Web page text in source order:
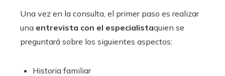
Una vez en la consulta, el primer paso es realizar
una entrevista con el especialistaquien se
preguntará sobre los siguientes aspectos:
Historia familiar